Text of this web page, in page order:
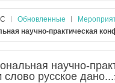
Обновленные
научно-практическая
научно-
русское